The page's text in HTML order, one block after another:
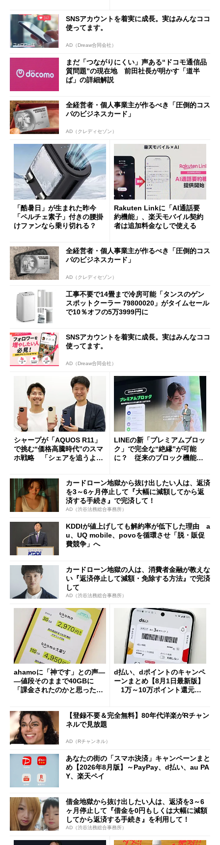
SNSアカウントを着実に成長。実はみんなココ
使ってます。
AD（Dreaw合同会社）
まだ「つながりにくい」声ある“ドコモ通信品
質問題”の現在地 前田社長が明かす「道半
ば」の詳細解説
全経営者・個人事業主が作るべき「圧倒的コス
パのビジネスカード」
AD（クレディセゾン）
「酷暑日」が生まれた昨今
「ペルチェ素子」付きの腰掛
けファンなら乗り切れる？
Rakuten Linkに「AI通話要
約機能」、楽天モバイル契約
者は追加料金なしで使える
全経営者・個人事業主が作るべき「圧倒的コス
パのビジネスカード」
AD（クレディセゾン）
工事不要で14畳まで冷房可能「タンスのゲン
スポットクーラー 79800020」がタイムセール
で10％オフの5万3999円に
SNSアカウントを着実に成長。実はみんなココ
使ってます。
AD（Dreaw合同会社）
シャープが「AQUOS R11」
で挑む“価格高騰時代”のスマ
ホ戦略 「シェアを追うより
LINEの新「プレミアムブロッ
ク」で完全な“絶縁”が可能
に？ 従来のブロック機能と
カードローン地獄から抜け出したい人は、返済
を3～6ヶ月停止して『大幅に減額してから返
済する手続き』で完済して！
AD（渋谷法務総合事務所）
KDDIが値上げしても解約率が低下した理由 a
u、UQ mobile、povoを循環させ「脱・販促
費競争」へ
カードローン地獄の人は、消費者金融が教えな
い『返済停止して減額・免除する方法』で完済
して
AD（渋谷法務総合事務所）
ahamoに「神です」との声―
―値段そのままで40GBに
「課金されたのかと思った」
d払い、dポイントのキャンペ
ーンまとめ【8月1日最新版】
1万～10万ポイント還元の
【登録不要＆完全無料】80年代洋楽がRチャン
ネルで見放題
AD（Rチャンネル）
あなたの街の「スマホ決済」キャンペーンまと
め【2026年8月版】～PayPay、d払い、au PA
Y、楽天ペイ
借金地獄から抜け出したい人は、返済を3～6
ヶ月停止して『借金を0円もしくは大幅に減額
してから返済する手続き』を利用して！
AD（渋谷法務総合事務所）